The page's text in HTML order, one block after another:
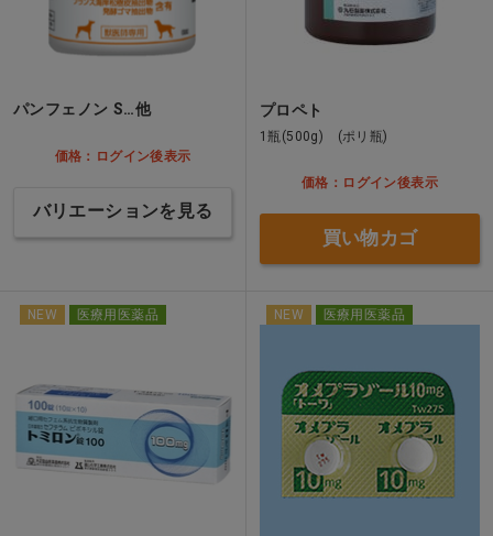
パンフェノン S…他
価格：ログイン後表示
バリエーションを見る
プロペト
1瓶(500g) (ポリ瓶)
価格：ログイン後表示
買い物カゴ
NEW 医療用医薬品 NEW 医療用医薬品